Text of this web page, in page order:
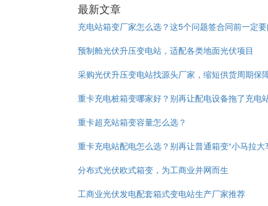
最新文章
充电站箱变厂家怎么选？这5个问题签合同前一定
预制舱光伏升压变电站，适配各类地面光伏项目
采购光伏升压变电站找源头厂家，缩短供货周期保
重卡充电桩箱变哪家好？别再让配电设备拖了充电
重卡超充站箱变容量怎么选？
重卡充电站配电怎么选？别再让普通箱变“小马拉大
分布式光伏欧式箱变，为工商业并网而生
工商业光伏发电配套箱式变电站生产厂家推荐